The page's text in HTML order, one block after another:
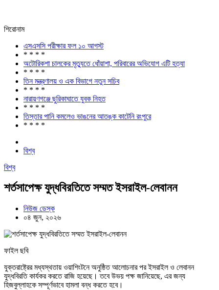
শিরোনাম
এসএসসি পরীক্ষার ফল ১০ আগস্ট
* * * *
অটোরিকশা চালকের মৃত্যুতে ধোঁয়াশা, পরিবারের অভিযোগ এটি হত্যা
* * * *
তিন মন্ত্রণালয় ও এক বিভাগে নতুন সচিব
* * * *
নারায়ণগঞ্জে ছুরিকাঘাতে যুবক নিহত
* * * *
তিস্তার পানি কমলেও ভাঙনের আতঙ্ক কাটেনি রংপুরে
* * * *
বিশ্ব
বিশ্ব
শর্তসাপেক্ষ যুদ্ধবিরতিতে সম্মত ইসরাইল-লেবানন
নিউজ ডেস্ক
০৪ জুন, ২০২৬
ফাইল ছবি
যুক্তরাষ্ট্রের মধ্যস্থতায় ওয়াশিংটনে অনুষ্ঠিত আলোচনার পর ইসরাইল ও লেবানন
যুদ্ধবিরতি কার্যকর করতে রাজি হয়েছে। তবে উভয় পক্ষ জানিয়েছে, এর জন্য
হিজবুল্লাহকে সম্পূর্ণভাবে হামলা বন্ধ করতে হবে।